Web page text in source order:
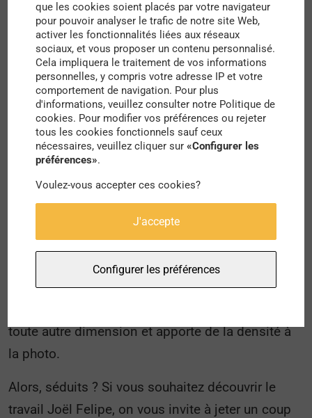
lumière éclatante se reflète dans les vitres et sur
les murs peints en blanc. Musées, bibliothèques,
tours d’habitation… Les sujets que l’artiste choisis
sont divers. La ville prend des airs enneigés et
feutrés sous l’objectif de la caméra.
L’univers photographique de Joël Filipe est assez
étonnant : l’artiste parvient à donner vie aux
blanc. Il faut dire que les ciels bleus ont aussi
toute leur place dans les œuvres du photographe !
Derrière les motifs géométriques des bâtiments
courbes, des toits triangulaires, des détails
toute autre dimension et apporte de la densité à
la photo.
Alors, séduits ? Si vous souhaitez découvrir le
travail Joël Felipe, on vous invite à jeter un coup
que les cookies soient placés par votre navigateur
pour pouvoir analyser le trafic de notre site Web,
activer les fonctionnalités liées aux réseaux
sociaux, et vous proposer un contenu personnalisé.
Cela impliquera le traitement de vos informations
personnelles, y compris votre adresse IP et votre
comportement de navigation. Pour plus
d'informations, veuillez consulter notre Politique de
cookies. Pour modifier vos préférences ou rejeter
tous les cookies fonctionnels sauf ceux
nécessaires, veuillez cliquer sur«Configurer les
préférences».
Voulez-vous accepter ces cookies?
J'accepte
Configurer les préférences